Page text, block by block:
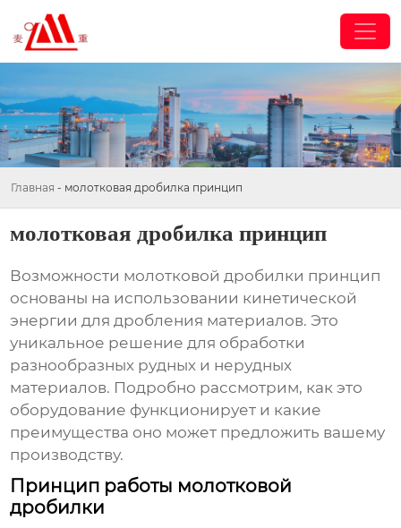
Главная - молотковая дробилка принцип
молотковая дробилка принцип
Возможности молотковой дробилки принцип
основаны на использовании кинетической
энергии для дробления материалов. Это
уникальное решение для обработки
разнообразных рудных и нерудных
материалов. Подробно рассмотрим, как это
оборудование функционирует и какие
преимущества оно может предложить вашему
производству.
Принцип работы молотковой
дробилки